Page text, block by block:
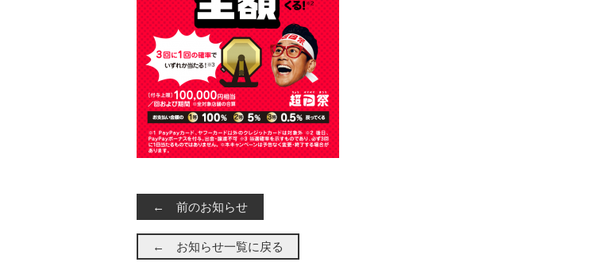
← 前のお知らせ
← お知らせ一覧に戻る